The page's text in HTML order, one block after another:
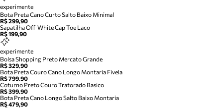
experimente
Bota Preta Cano Curto Salto Baixo Minimal
R$ 299,90
Sapatilha Off-White Cap Toe Laco
R$ 199,90
experimente
Bolsa Shopping Preto Mercato Grande
R$ 329,90
Bota Preta Couro Cano Longo Montaria Fivela
R$ 799,90
Coturno Preto Couro Tratorado Basico
R$ 399,90
Bota Preta Cano Longo Salto Baixo Montaria
R$ 479,90